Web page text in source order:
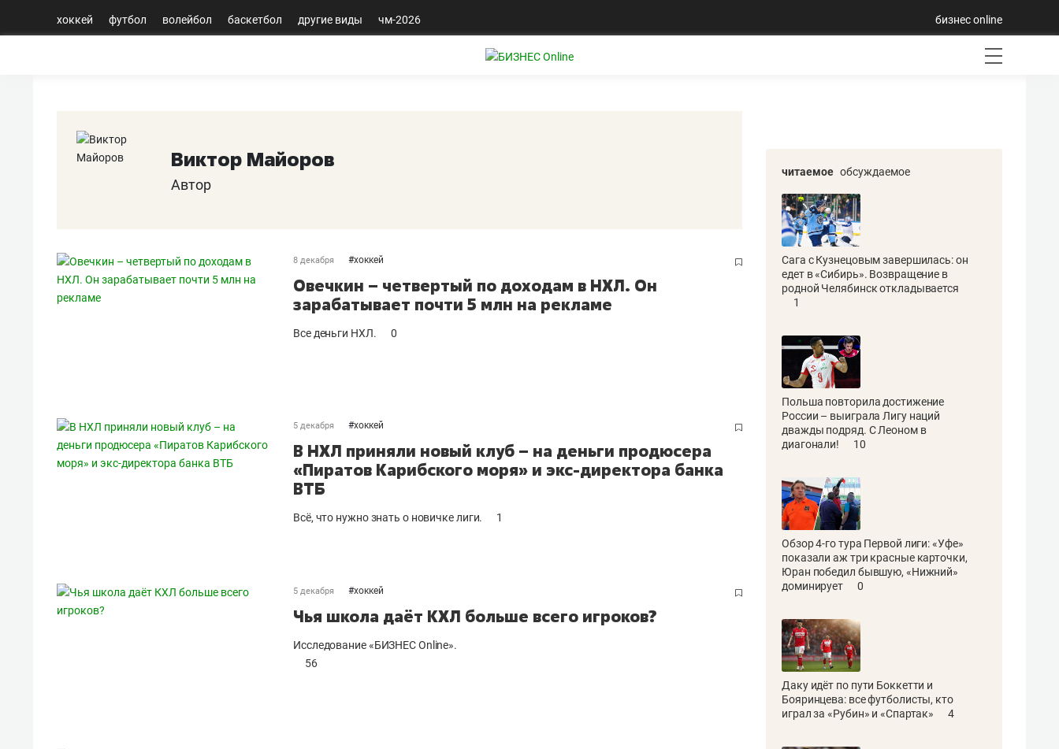
хоккей футбол волейбол баскетбол другие виды чм-2026 бизнес online
Виктор Майоров
Автор
8 декабря #хоккей
Овечкин – четвертый по доходам в НХЛ. Он
зарабатывает почти 5 млн на рекламе
Все деньги НХЛ. 0
5 декабря #хоккей
В НХЛ приняли новый клуб – на деньги продюсера
«Пиратов Карибского моря» и экс-директора банка
ВТБ
Всё, что нужно знать о новичке лиги. 1
5 декабря #хоккей
Чья школа даёт КХЛ больше всего игроков?
Исследование «БИЗНЕС Online».
56
читаемое обсуждаемое
Сага с Кузнецовым завершилась: он
едет в «Сибирь». Возвращение в
родной Челябинск откладывается
1
Польша повторила достижение
России – выиграла Лигу наций
дважды подряд. С Леоном в
диагонали!
10
Обзор 4-го тура Первой лиги: «Уфе»
показали аж три красные карточки,
Юран победил бывшую, «Нижний»
доминирует
0
Даку идёт по пути Боккетти и
Бояринцева: все футболисты, кто
играл за «Рубин» и «Спартак»
4